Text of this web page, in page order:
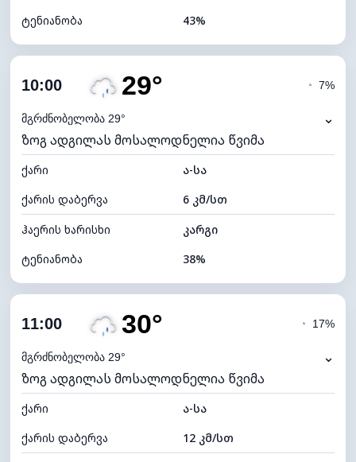
ტენიანობა
43%
ღრუბლიანობა
ნამის წერტილი
ხილვადობა
10 კმ
განათების ინდექსი 4 (მკრთალი)
ღრუბლის სიმაღლე 4960 მ
10:00 29°
მგრძნობელობა 29°
◔ 7%
⌄
ზოგ ადგილას მოსალოდნელია წვიმა
ქარი
ა-სა
ქარის დაბერვა
6 კმ/სთ
ჰაერის ხარისხი
კარგი
ტენიანობა
38%
ღრუბლიანობა
ნამის წერტილი
ხილვადობა
10 კმ
განათების ინდექსი 4 (მკრთალი)
ღრუბლის სიმაღლე 6320 მ
11:00 30°
მგრძნობელობა 29°
◔ 17%
⌄
ზოგ ადგილას მოსალოდნელია წვიმა
ქარი
ა-სა
ქარის დაბერვა
12 კმ/სთ